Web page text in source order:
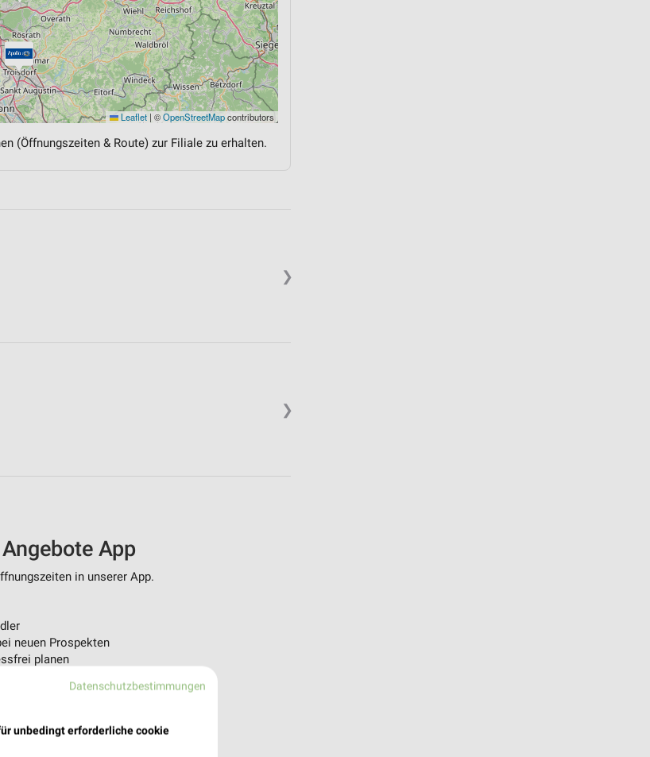
Leaflet | ©OpenStreetMapcontributors
(Öffnungszeiten & Route) zur Filiale zu erhalten.
❯
❯
App
in unserer App.
neuen Prospekten
planen
oder QR-Code scannen.
Datenschutzbestimmungen
unbedingt erforderliche cookie